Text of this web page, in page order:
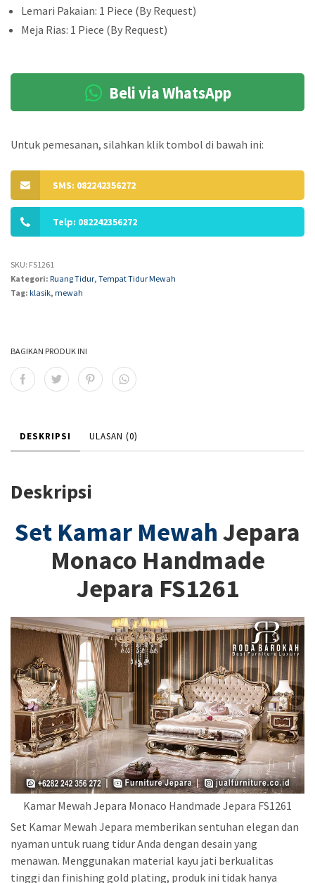
Lemari Pakaian: 1 Piece (By Request)
Meja Rias: 1 Piece (By Request)
Beli via WhatsApp
Untuk pemesanan, silahkan klik tombol di bawah ini:
SMS: 082242356272
Telp: 082242356272
SKU: FS1261
Kategori: Ruang Tidur, Tempat Tidur Mewah
Tag: klasik, mewah
BAGIKAN PRODUK INI
DESKRIPSI ULASAN (0)
Deskripsi
Set Kamar Mewah Jepara
Monaco Handmade
Jepara FS1261
Kamar Mewah Jepara Monaco Handmade Jepara FS1261
Set Kamar Mewah Jepara memberikan sentuhan elegan dan
nyaman untuk ruang tidur Anda dengan desain yang
menawan. Menggunakan material kayu jati berkualitas
tinggi dan finishing gold plating, produk ini tidak hanya